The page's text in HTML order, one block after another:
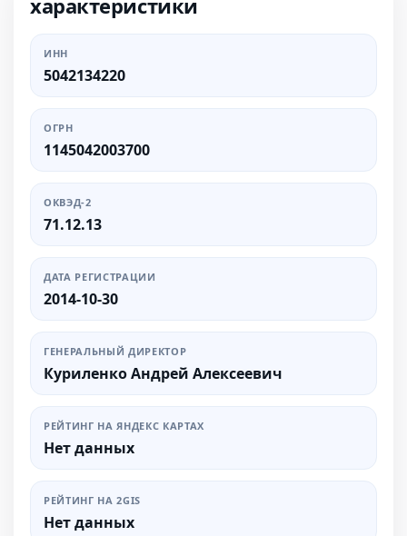
характеристики
ИНН
5042134220
ОГРН
1145042003700
ОКВЭД-2
71.12.13
ДАТА РЕГИСТРАЦИИ
2014-10-30
ГЕНЕРАЛЬНЫЙ ДИРЕКТОР
Куриленко Андрей Алексеевич
РЕЙТИНГ НА ЯНДЕКС КАРТАХ
Нет данных
РЕЙТИНГ НА 2GIS
Нет данных